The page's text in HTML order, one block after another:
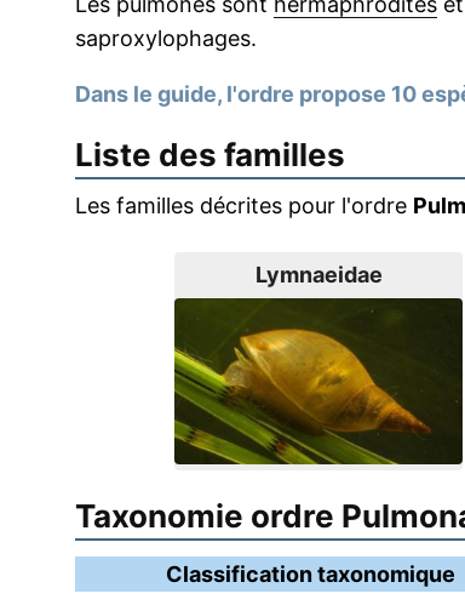
saproxylophages.
Dans le guide, l'ordre propose 10
Liste des familles
Les familles décrites pour l'ordre
Lymnaeidae
Taxonomie ordre
Classification taxonomique